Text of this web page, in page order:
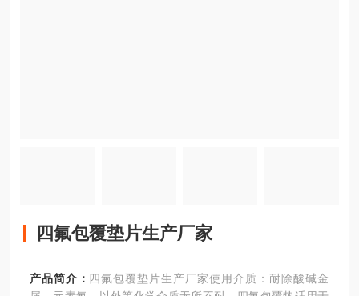
四氟包覆垫片生产厂家
产品简介： 四氟包覆垫片生产厂家使用介质：耐除酸碱金